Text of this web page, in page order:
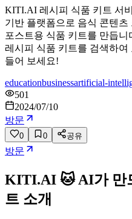
KITI.AI 레시피 식품 키트 서
기반 플랫폼으로 음식 콘텐츠
포스트용 식품 키트를 만듭
레시피 식품 키트를 검색하
들어 보세요!
educationbusinessartificial-
501
2024/07/10
방문
0 0 공유
방문
KITI.AI 🐱 AI가 만
트 소개